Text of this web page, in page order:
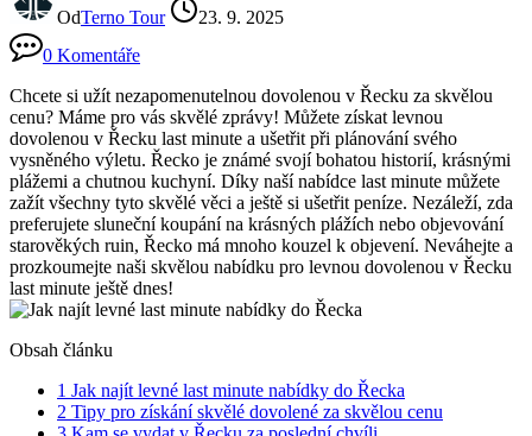
OdTerno Tour
23. 9. 2025
0 Komentáře
Chcete si užít nezapomenutelnou dovolenou v Řecku za skvělou
cenu? Máme pro vás skvělé zprávy! Můžete získat levnou
dovolenou v Řecku last minute a ušetřit při plánování svého
vysněného výletu. Řecko je známé svojí bohatou historií, krásnými
plážemi a chutnou kuchyní. Díky naší nabídce last minute můžete
zažít všechny tyto skvělé věci a ještě si ušetřit peníze. Nezáleží, zda
preferujete sluneční koupání na krásných plážích nebo objevování
starověkých ruin, Řecko má mnoho kouzel k objevení. Neváhejte a
prozkoumejte naši skvělou nabídku pro levnou dovolenou v Řecku
last minute ještě dnes!
Obsah článku
1 Jak najít levné last minute nabídky do Řecka
2 Tipy pro získání skvělé dovolené za skvělou cenu